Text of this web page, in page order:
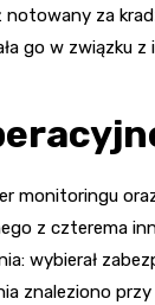
notowany za
go w związku z
monitoringu
z czterema
wybierał
znaleziono